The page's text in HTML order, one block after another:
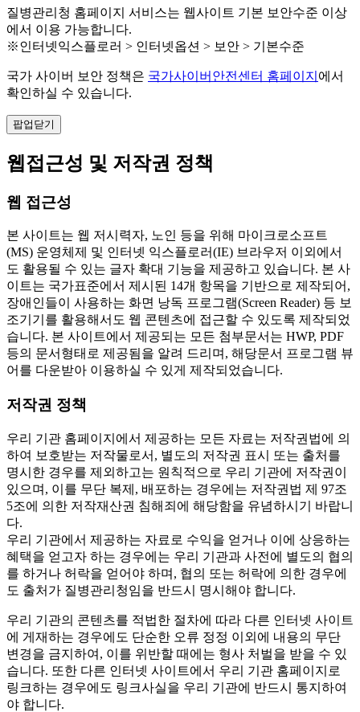
질병관리청 홈페이지 서비스는 웹사이트 기본 보안수준 이상
에서 이용 가능합니다.
※인터넷익스플로러 > 인터넷옵션 > 보안 > 기본수준
국가 사이버 보안 정책은 국가사이버안전센터 홈페이지 에서
확인하실 수 있습니다.
팝업닫기
웹접근성 및 저작권 정책
웹 접근성
본 사이트는 웹 저시력자, 노인 등을 위해 마이크로소프트
(MS) 운영체제 및 인터넷 익스플로러(IE) 브라우저 이외에서
도 활용될 수 있는 글자 확대 기능을 제공하고 있습니다. 본 사
이트는 국가표준에서 제시된 14개 항목을 기반으로 제작되어,
장애인들이 사용하는 화면 낭독 프로그램(Screen Reader) 등 보
조기기를 활용해서도 웹 콘텐츠에 접근할 수 있도록 제작되었
습니다. 본 사이트에서 제공되는 모든 첨부문서는 HWP, PDF
등의 문서형태로 제공됨을 알려 드리며, 해당문서 프로그램 뷰
어를 다운받아 이용하실 수 있게 제작되었습니다.
저작권 정책
우리 기관 홈페이지에서 제공하는 모든 자료는 저작권법에 의
하여 보호받는 저작물로서, 별도의 저작권 표시 또는 출처를
명시한 경우를 제외하고는 원칙적으로 우리 기관에 저작권이
있으며, 이를 무단 복제, 배포하는 경우에는 저작권법 제 97조
5조에 의한 저작재산권 침해죄에 해당함을 유념하시기 바랍니
다.
우리 기관에서 제공하는 자료로 수익을 얻거나 이에 상응하는
혜택을 얻고자 하는 경우에는 우리 기관과 사전에 별도의 협의
를 하거나 허락을 얻어야 하며, 협의 또는 허락에 의한 경우에
도 출처가 질병관리청임을 반드시 명시해야 합니다.
우리 기관의 콘텐츠를 적법한 절차에 따라 다른 인터넷 사이트
에 게재하는 경우에도 단순한 오류 정정 이외에 내용의 무단
변경을 금지하여, 이를 위반할 때에는 형사 처벌을 받을 수 있
습니다. 또한 다른 인터넷 사이트에서 우리 기관 홈페이지로
링크하는 경우에도 링크사실을 우리 기관에 반드시 통지하여
야 합니다.